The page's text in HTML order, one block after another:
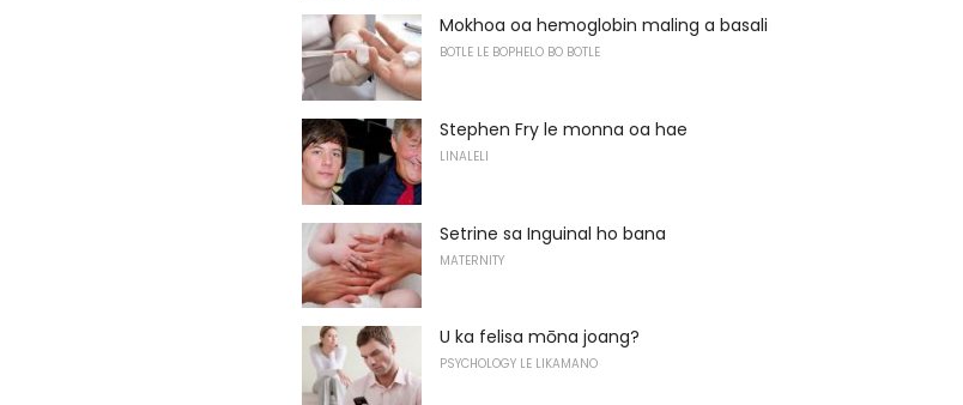
Mokhoa oa hemoglobin maling a basali
BOTLE LE BOPHELO BO BOTLE
Stephen Fry le monna oa hae
LINALELI
Setrine sa Inguinal ho bana
MATERNITY
U ka felisa mōna joang?
PSYCHOLOGY LE LIKAMANO